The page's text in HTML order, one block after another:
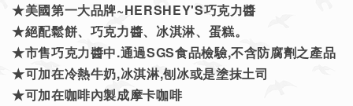
★美國第一大品牌~HERSHEY'S巧克力醬
★絕配鬆餅、巧克力醬、冰淇淋、蛋糕。
★市售巧克力醬中.通過SGS食品檢驗,不含防腐劑之產品
★可加在冷熱牛奶,冰淇淋,刨冰或是塗抹土司
★可加在咖啡內製成摩卡咖啡